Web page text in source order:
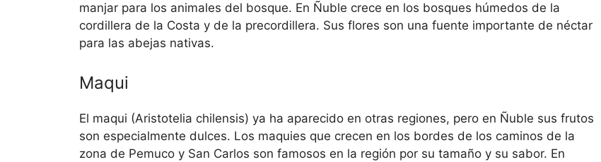
manjar para los animales del bosque. En Ñuble crece en los bosques húmedos de la
cordillera de la Costa y de la precordillera. Sus flores son una fuente importante de néctar
para las abejas nativas.
Maqui
El maqui (Aristotelia chilensis) ya ha aparecido en otras regiones, pero en Ñuble sus frutos
son especialmente dulces. Los maquies que crecen en los bordes de los caminos de la
zona de Pemuco y San Carlos son famosos en la región por su tamaño y su sabor. En